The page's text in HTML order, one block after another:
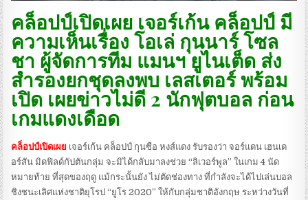
คล็อปป์เปิดเผย เจอร์เก้น คล็อปป์ มี
ความเห็นเรื่อง โอเล่ กุนนาร์ โซล
ชา ผู้จัดการทีม แมนฯ ยูไนเต็ด ส่ง
สำรองยกชุดลงพบ เลสเตอร์ พร้อม
เปิด เผยข่าวไม่ดี 2 นักฟุตบอล ก่อน
เกมแดงเดือด
คล็อปป์เปิดเผย เจอร์เก้น คล็อปป์ กุนซือ หงส์แดง รับรองว่า จอร์แดน เฮนเด
อร์สัน มิดฟิลด์กัปตันกลุ่ม จะมิได้กลับมาลงช่วย “ลิเวอร์พูล” ในเกม 4 นัด
หมายท้าย ที่สุดของฤดู แม้กระนั้นยัง ไม่ตัดช่องทาง ที่กำลังจะได้ไปเล่นบอล
ชิงชนะเลิศแห่งชาติยุโรป “ยูโร 2020” ให้กับกลุ่มชาติอังกฤษ ระหว่างวันที่